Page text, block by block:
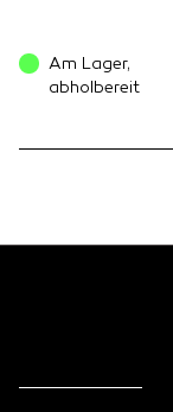
Am Lager,
abholbereit